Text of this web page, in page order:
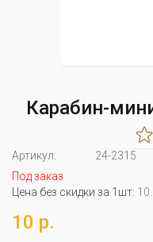
Карабин-
Артикул:
24-2315
Под заказ
Цена без скидки за 1шт:
10 р.